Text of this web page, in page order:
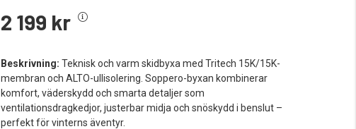
2 199 kr
Beskrivning: Teknisk och varm skidbyxa med Tritech 15K/15K-
membran och ALTO-ullisolering. Soppero-byxan kombinerar
komfort, väderskydd och smarta detaljer som
ventilationsdragkedjor, justerbar midja och snöskydd i benslut –
perfekt för vinterns äventyr.